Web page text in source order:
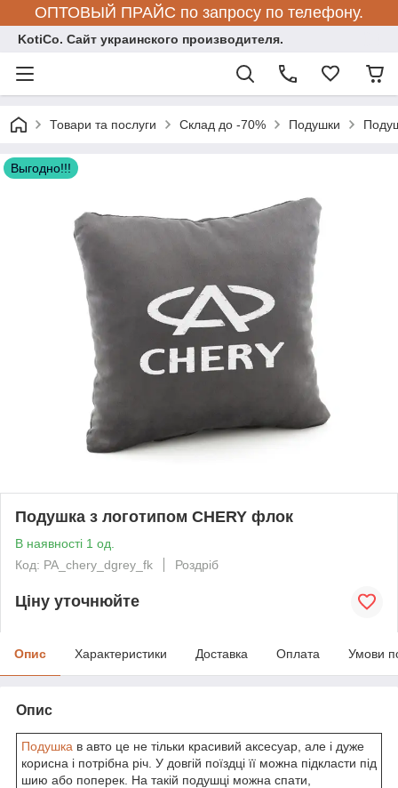
ОПТОВЫЙ ПРАЙС по запросу по телефону.
KotiCo. Сайт украинского производителя.
Товари та послуги Склад до -70% Подушки
Выгодно!!!
Подушка з логотипом CHERY флок
В наявності 1 од.
Код: PA_chery_dgrey_fk
Роздріб
Ціну уточнюйте
Опис Характеристики Доставка Оплата Умови
Опис
Подушка в авто це не тільки красивий аксесуар, але і дуже
корисна і потрібна річ. У довгій поїздці її можна підкласти під
шию або поперек. На такій подушці можна спати,